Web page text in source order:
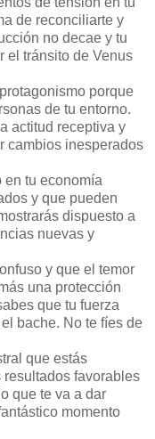
de reconciliarte y
no decae y tu
el tránsito de Venus
porque
de tu entorno.
actitud receptiva y
cambios inesperados
en tu economía
y que pueden
dispuesto a
nuevas y
y que el temor
una protección
que tu fuerza
bache. No te fíes de
que estás
favorables
que te va a dar
momento